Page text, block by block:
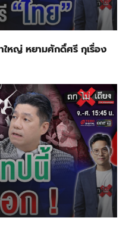
ใหญ่ หยามศักดิ์ศรี กุเรื่อง